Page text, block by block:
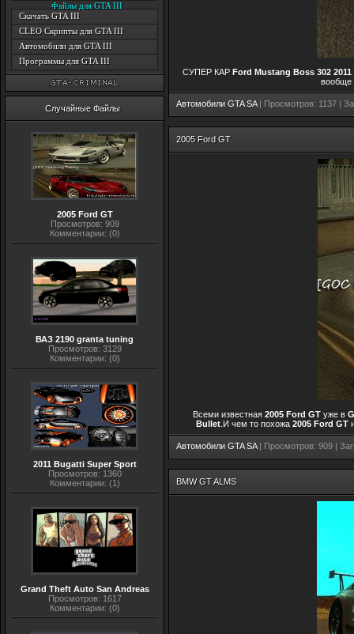
Файлы для GTA III
Скачать GTA III
CLEO Скрипты для GTA III
Автомобили для GTA III
Программы для GTA III
Случайные Файлы
2005 Ford GT
Просмотров: 909
Комментарии: (0)
ВАЗ 2190 granta tuning
Просмотров: 3129
Комментарии: (0)
2011 Bugatti Super Sport
Просмотров: 1360
Комментарии: (1)
Grand Theft Auto San Andreas
Просмотров: 1617
Комментарии: (0)
СУПЕР КАР Ford Mustang Boss 302 2011
вообще
Автомобили GTA SA| Просмотров: 1137 |
2005 Ford GT
Всеми известная 2005 Ford GTуже в
Bullet .И чем то похожа 2005 Ford GT
Автомобили GTA SA| Просмотров: 909 |
BMW GT ALMS